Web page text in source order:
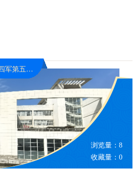
随州市曾都区九口堰新四军第五师革命旧址纪念馆
浏览量： 8
收藏量： 0